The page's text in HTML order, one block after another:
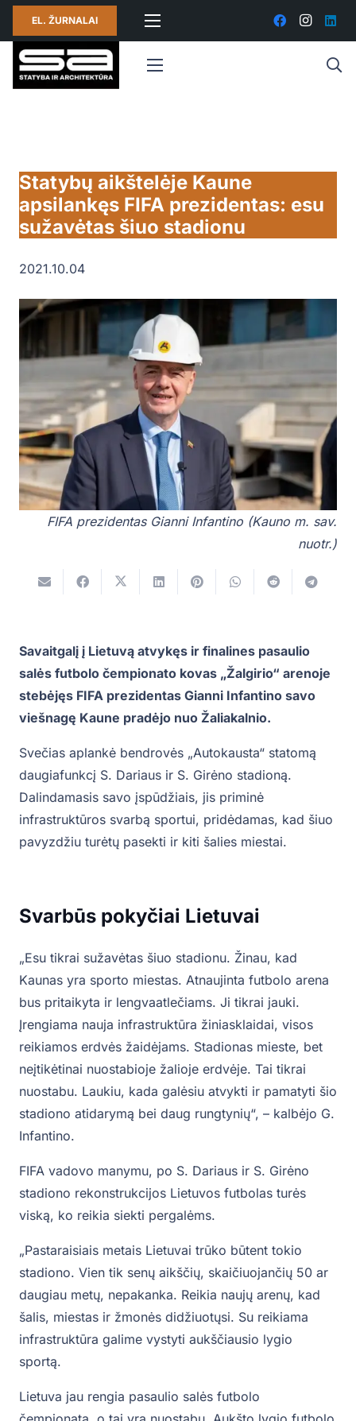
EL. ŽURNALAI
Statybų aikštelėje Kaune
apsilankęs FIFA prezidentas: esu
sužavėtas šiuo stadionu
2021.10.04
FIFA prezidentas Gianni Infantino (Kauno m. sav.
nuotr.)
Savaitgalį į Lietuvą atvykęs ir finalines pasaulio
salės futbolo čempionato kovas „Žalgirio“ arenoje
stebėjęs FIFA prezidentas Gianni Infantino savo
viešnagę Kaune pradėjo nuo Žaliakalnio.
Svečias aplankė bendrovės „Autokausta“ statomą
daugiafunkcį S. Dariaus ir S. Girėno stadioną.
Dalindamasis savo įspūdžiais, jis priminė
infrastruktūros svarbą sportui, pridėdamas, kad šiuo
pavyzdžiu turėtų pasekti ir kiti šalies miestai.
Svarbūs pokyčiai Lietuvai
„Esu tikrai sužavėtas šiuo stadionu. Žinau, kad
Kaunas yra sporto miestas. Atnaujinta futbolo arena
bus pritaikyta ir lengvaatlečiams. Ji tikrai jauki.
Įrengiama nauja infrastruktūra žiniasklaidai, visos
reikiamos erdvės žaidėjams. Stadionas mieste, bet
neįtikėtinai nuostabioje žalioje erdvėje. Tai tikrai
nuostabu. Laukiu, kada galėsiu atvykti ir pamatyti šio
stadiono atidarymą bei daug rungtynių“, – kalbėjo G.
Infantino.
FIFA vadovo manymu, po S. Dariaus ir S. Girėno
stadiono rekonstrukcijos Lietuvos futbolas turės
viską, ko reikia siekti pergalėms.
„Pastaraisiais metais Lietuvai trūko būtent tokio
stadiono. Vien tik senų aikščių, skaičiuojančių 50 ar
daugiau metų, nepakanka. Reikia naujų arenų, kad
šalis, miestas ir žmonės didžiuotųsi. Su reikiama
infrastruktūra galime vystyti aukščiausio lygio
sportą.
Lietuva jau rengia pasaulio salės futbolo